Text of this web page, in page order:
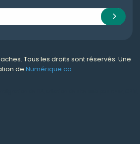
Tous les droits sont réservés. Une
de Numérique.ca